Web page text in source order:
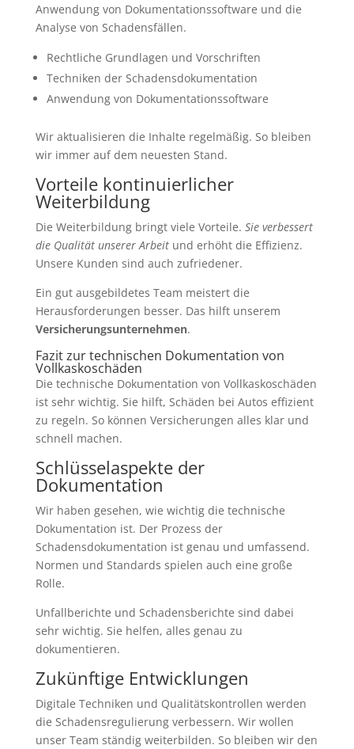
Anwendung von Dokumentationssoftware und die
Analyse von Schadensfällen.
Rechtliche Grundlagen und Vorschriften
Techniken der Schadensdokumentation
Anwendung von Dokumentationssoftware
Wir aktualisieren die Inhalte regelmäßig. So bleiben
wir immer auf dem neuesten Stand.
Vorteile kontinuierlicher
Weiterbildung
Die Weiterbildung bringt viele Vorteile. Sie verbessert
die Qualität unserer Arbeitund erhöht die Effizienz.
Unsere Kunden sind auch zufriedener.
Ein gut ausgebildetes Team meistert die
Herausforderungen besser. Das hilft unserem
Versicherungsunternehmen.
Fazit zur technischen Dokumentation von
Vollkaskoschäden
Die technische Dokumentation von Vollkaskoschäden
ist sehr wichtig. Sie hilft, Schäden bei Autos effizient
zu regeln. So können Versicherungen alles klar und
schnell machen.
Schlüsselaspekte der
Dokumentation
Wir haben gesehen, wie wichtig die technische
Dokumentation ist. Der Prozess der
Schadensdokumentation ist genau und umfassend.
Normen und Standards spielen auch eine große
Rolle.
Unfallberichte und Schadensberichte sind dabei
sehr wichtig. Sie helfen, alles genau zu
dokumentieren.
Zukünftige Entwicklungen
Digitale Techniken und Qualitätskontrollen werden
die Schadensregulierung verbessern. Wir wollen
unser Team ständig weiterbilden. So bleiben wir den